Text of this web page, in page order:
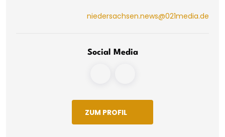
niedersachsen.news@021media.de
Social Media
ZUM PROFIL